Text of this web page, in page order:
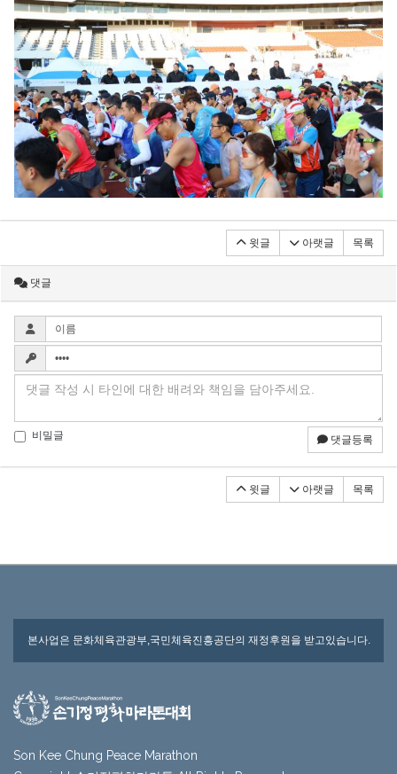
윗글 아랫글 목록
댓글
비밀글 댓글등록
윗글 아랫글 목록
본사업은 문화체육관광부,국민체육진흥공단의 재정후원을 받고있습니다.
Son Kee Chung Peace Marathon